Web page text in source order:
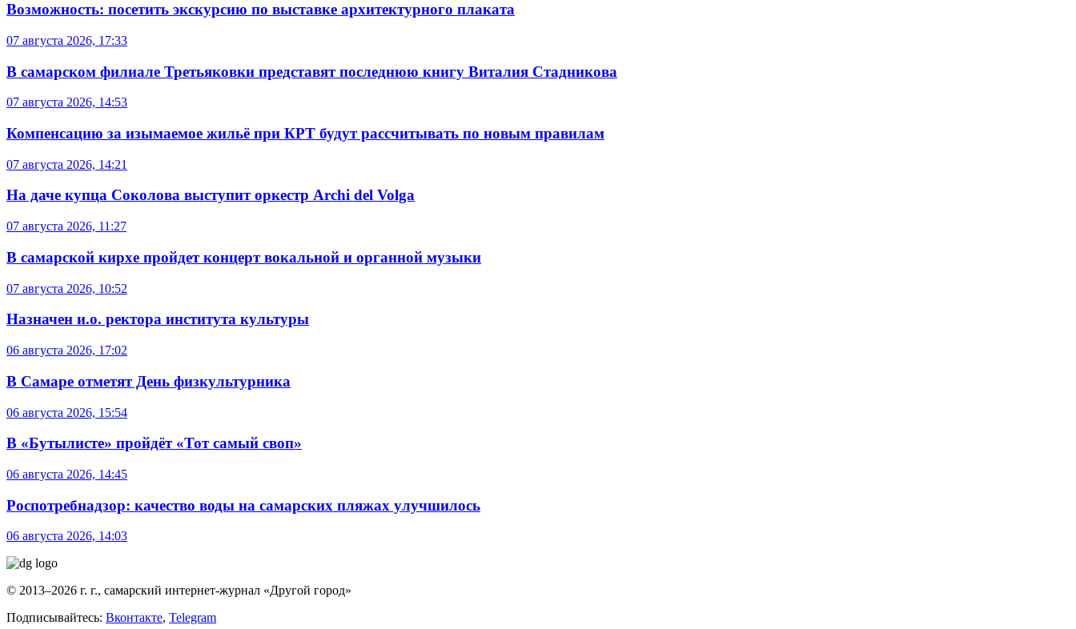
Возможность: посетить экскурсию по выставке архитектурного плаката
07 августа 2026, 17:33
В самарском филиале Третьяковки представят последнюю книгу Виталия Стадникова
07 августа 2026, 14:53
Компенсацию за изымаемое жильё при КРТ будут рассчитывать по новым правилам
07 августа 2026, 14:21
На даче купца Соколова выступит оркестр Archi del Volga
07 августа 2026, 11:27
В самарской кирхе пройдет концерт вокальной и органной музыки
07 августа 2026, 10:52
Назначен и.о. ректора института культуры
06 августа 2026, 17:02
В Самаре отметят День физкультурника
06 августа 2026, 15:54
В «Бутылисте» пройдёт «Тот самый своп»
06 августа 2026, 14:45
Роспотребнадзор: качество воды на самарских пляжах улучшилось
06 августа 2026, 14:03
© 2013–2026 г. г., самарский интернет-журнал «Другой город»
Подписывайтесь: Вконтакте, Telegram